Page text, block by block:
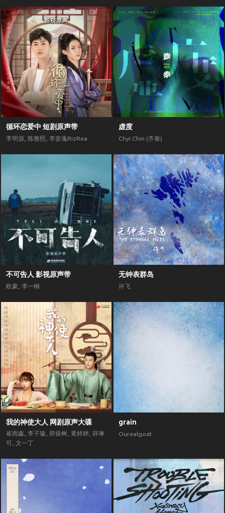
循环恋爱中 短剧原声带
李明源, 陈雅熙, 李姿逸RizRea
虚度
Chyi Chin (齐秦)
不可告人 影视原声带
欧豪, 李一桐
无钟表群岛
许飞
我的神使大人 网剧原声大碟
崔雨鑫, 李子璇, 郑俊树, 黄婷婷, 薛琳
可 , 文一丁
grain
Ourealgoat